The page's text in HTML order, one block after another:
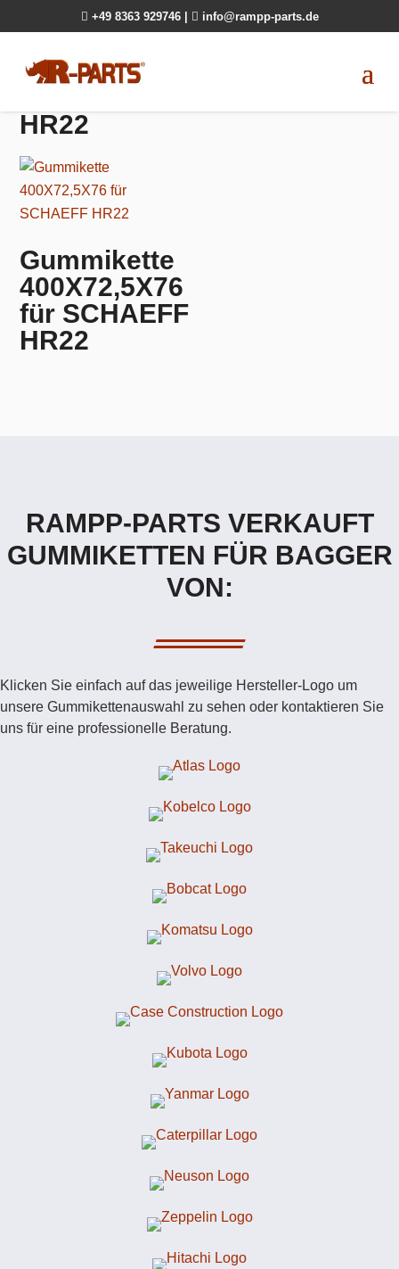
 +49 8363 929746  info@rampp-parts.de
HR22
Gummikette
400X72,5X76
für SCHAEFF
HR22
RAMPP-PARTS VERKAUFT
GUMMIKETTEN FÜR BAGGER
VON:
Klicken Sie einfach auf das jeweilige Hersteller-Logo um
unsere Gummikettenauswahl zu sehen oder kontaktieren Sie
uns für eine professionelle Beratung.